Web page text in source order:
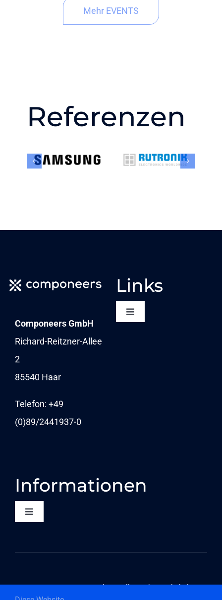
Mehr EVENTS
Referenzen
Componeers GmbH
Richard-Reitzner-Allee
2
85540 Haar
Telefon: +49
(0)89/2441937-0
Links
Toggle
NEWSLETTER
NEWS
Informationen
Toggle
©2026 Componeers GmbH – Alle Rechte vorbehalten